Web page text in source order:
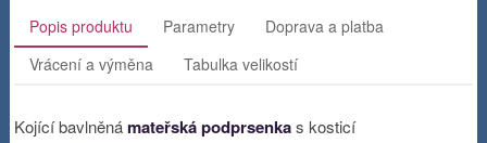
Popis produktu Parametry
Doprava a platba
Vrácení a výměna
Tabulka velikostí
Kojící bavlněnámateřská podprsenkas kosticí